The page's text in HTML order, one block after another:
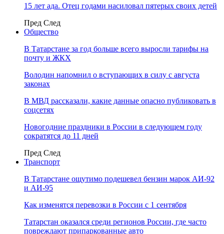
15 лет ада. Отец годами насиловал пятерых своих детей
Пред След
Общество
В Татарстане за год больше всего выросли тарифы на
почту и ЖКХ
Володин напомнил о вступающих в силу с августа
законах
В МВД рассказали, какие данные опасно публиковать в
соцсетях
Новогодние праздники в России в следующем году
сократятся до 11 дней
Пред След
Транспорт
В Татарстане ощутимо подешевел бензин марок АИ-92
и АИ-95
Как изменятся перевозки в России с 1 сентября
Татарстан оказался среди регионов России, где часто
повреждают припаркованные авто